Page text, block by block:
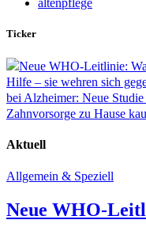
Ticker
Neue WHO-Leitlinie:
Hilfe – sie wehren sich
bei Alzheimer: Neue
Zahnvorsorge zu Hause
Aktuell
Allgemein & Speziell
Neue WHO-